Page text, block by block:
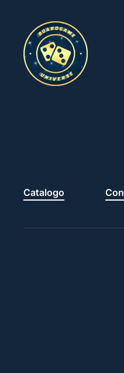
Catalogo